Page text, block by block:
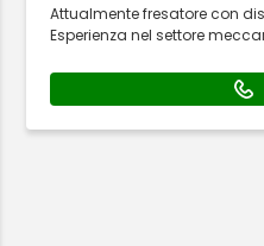
Attualmente fresatore con
Esperienza nel settore